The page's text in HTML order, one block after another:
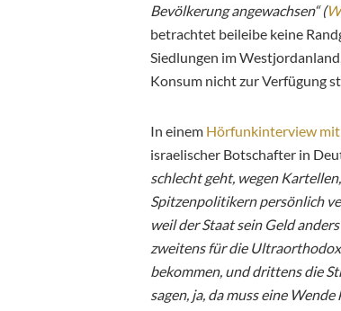
Bevölkerung angewachsen“ (
betrachtet beileibe keine
Siedlungen im
Konsum nicht zur Verfügung
In einem Hörfunkinterview
israelischer Botschafter in
schlecht geht, wegen
Spitzenpolitikern persönlich
weil der Staat sein Geld
zweitens für die
bekommen, und drittens die
sagen, ja, da muss eine